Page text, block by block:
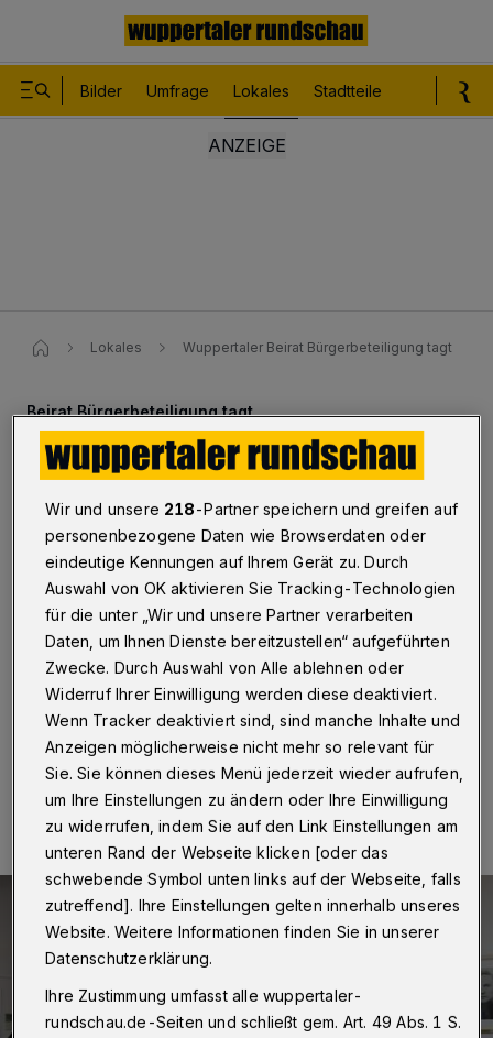
Bilder Umfrage Lokales Stadtteile
Lokales Wuppertaler Beirat Bürgerbeteiligung tagt
Beirat Bürgerbeteiligung tagt
Bundesgartenschau und
Antidiskriminierung
Wuppertal
Was ist der aktuelle Stand bei den
Planungen zur Bundesgartenschau 2031 – und wie
geht es mit der Bürgerbeteiligung weiter? Darum geht es
schwerpunktmäßig in der Sitzung des Beirats
Bürgerbeteiligung am Donnerstag (8. September 2022)
um 18 Uhr im Ratssaal im Rathaus Barmen (Johannes-
Rau-Platz 1)
07.09.2022 , 11:00 Uhr Eine Minute Lesezeit
Wir und unsere 218-Partner speichern und greifen auf
personenbezogene Daten wie Browserdaten oder
eindeutige Kennungen auf Ihrem Gerät zu. Durch
Auswahl von OK aktivieren Sie Tracking-Technologien
für die unter „Wir und unsere Partner verarbeiten
Daten, um Ihnen Dienste bereitzustellen“ aufgeführten
Zwecke. Durch Auswahl von Alle ablehnen oder
Widerruf Ihrer Einwilligung werden diese deaktiviert.
Wenn Tracker deaktiviert sind, sind manche Inhalte und
Anzeigen möglicherweise nicht mehr so relevant für
Sie. Sie können dieses Menü jederzeit wieder aufrufen,
um Ihre Einstellungen zu ändern oder Ihre Einwilligung
zu widerrufen, indem Sie auf den Link Einstellungen am
unteren Rand der Webseite klicken [oder das
schwebende Symbol unten links auf der Webseite, falls
zutreffend]. Ihre Einstellungen gelten innerhalb unseres
Website. Weitere Informationen finden Sie in unserer
Datenschutzerklärung.
Ihre Zustimmung umfasst alle wuppertaler-
rundschau.de-Seiten und schließt gem. Art. 49 Abs. 1 S.